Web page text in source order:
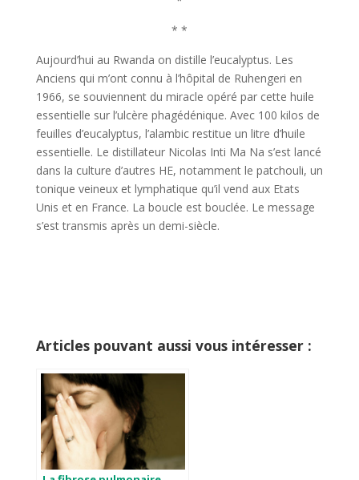
* *
Aujourd’hui au Rwanda on distille l’eucalyptus. Les
Anciens qui m’ont connu à l’hôpital de Ruhengeri en
1966, se souviennent du miracle opéré par cette huile
essentielle sur l’ulcère phagédénique. Avec 100 kilos de
feuilles d’eucalyptus, l’alambic restitue un litre d’huile
essentielle. Le distillateur Nicolas Inti Ma Na s’est lancé
dans la culture d’autres HE, notamment le patchouli, un
tonique veineux et lymphatique qu’il vend aux Etats
Unis et en France. La boucle est bouclée. Le message
s’est transmis après un demi-siècle.
Articles pouvant aussi vous intéresser :